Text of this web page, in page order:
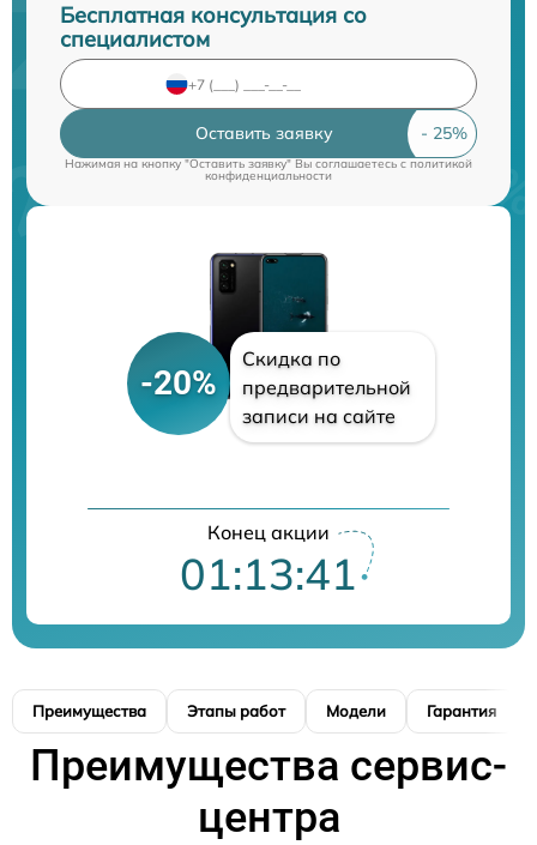
Бесплатная консультация со
специалистом
Оставить заявку
Нажимая на кнопку "Оставить заявку" Вы соглашаетесь cполитикой
конфиденциальности
-20%
Скидка по
предварительной
записи на сайте
Конец акции
01:13:40
Преимущества Этапы работ Модели Гарантия
Преимущества сервис-
центра